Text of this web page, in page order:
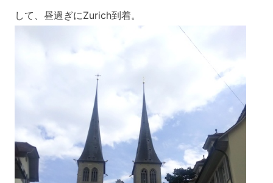
して、昼過ぎにZurich到着。